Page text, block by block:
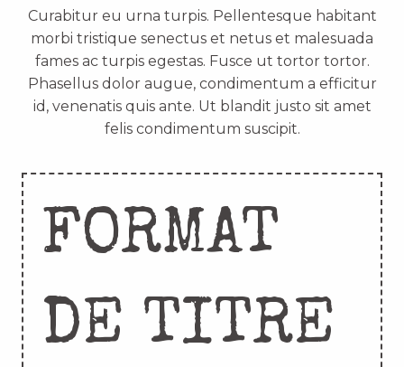
Curabitur eu urna turpis. Pellentesque habitant
morbi tristique senectus et netus et malesuada
fames ac turpis egestas. Fusce ut tortor tortor.
Phasellus dolor augue, condimentum a efficitur
id, venenatis quis ante. Ut blandit justo sit amet
felis condimentum suscipit.
FORMAT
DE TITRE